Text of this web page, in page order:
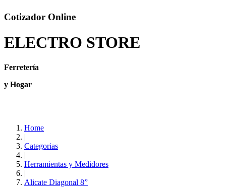
Cotizador Online
ELECTRO STORE
Ferretería
y Hogar
Home
|
Categorias
|
Herramientas y Medidores
|
Alicate Diagonal 8”